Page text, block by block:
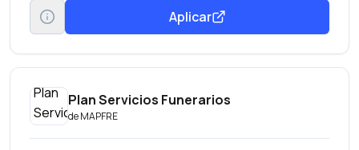
Aplicar
Plan Servicios Funerarios
deMAPFRE